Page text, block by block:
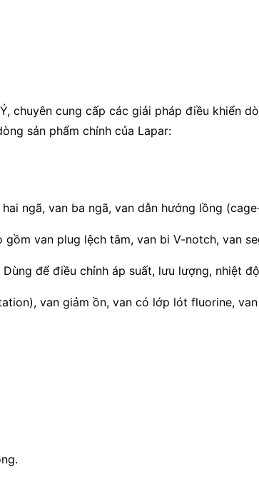
chuyên cung cấp các giải pháp điều khiển
sản phẩm chính của Lapar:
ngã, van ba ngã, van dẫn hướng lồng
gồm van plug lệch tâm, van bi V-notch, van
Dùng để điều chỉnh áp suất, lưu lượng, nhiệt
van giảm ồn, van có lớp lót fluorine,